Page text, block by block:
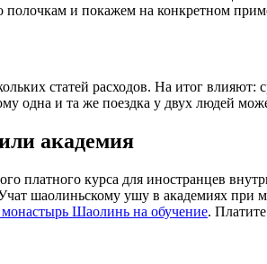
полочкам и покажем на конкретном
статей расходов. На итог влияют:
одна и та же поездка у двух людей
академия
платного курса для иностранцев
шаолиньскому ушу в академиях
монастырь Шаолинь на обучение.